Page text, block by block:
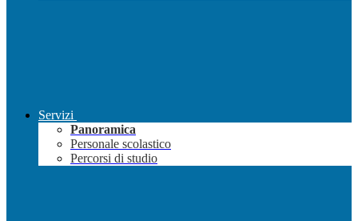
Servizi
Panoramica
Personale scolastico
Percorsi di studio